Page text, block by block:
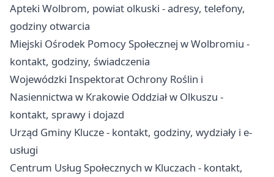
Apteki Wolbrom, powiat olkuski - adresy, telefony,
godziny otwarcia
Miejski Ośrodek Pomocy Społecznej w Wolbromiu -
kontakt, godziny, świadczenia
Wojewódzki Inspektorat Ochrony Roślin i
Nasiennictwa w Krakowie Oddział w Olkuszu -
kontakt, sprawy i dojazd
Urząd Gminy Klucze - kontakt, godziny, wydziały i e-
usługi
Centrum Usług Społecznych w Kluczach - kontakt,